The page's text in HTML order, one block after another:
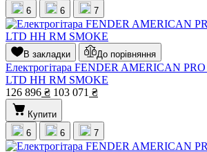
6
6 7
В закладки До порівняння
Електрогітара FENDER AMERICAN
LTD HH RM SMOKE
126 896 ₴ 103 071 ₴
Купити
6
6 7